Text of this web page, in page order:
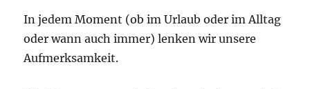
In jedem Moment (ob im Urlaub oder im Alltag
oder wann auch immer) lenken wir unsere
Aufmerksamkeit.